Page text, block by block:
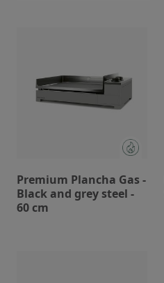
Premium Plancha Gas -
Black and grey steel -
60 cm